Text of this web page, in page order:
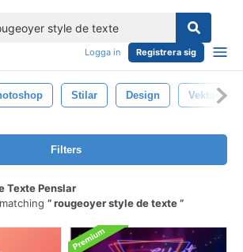
Logga in Registrera sig
Stilar Design Vektor
Filters
Texte Penslar
rougeoyer style de texte